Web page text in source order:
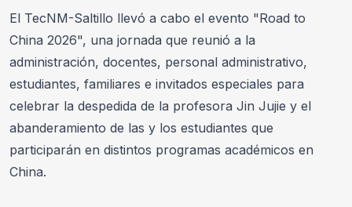
El TecNM-Saltillo llevó a cabo el evento "Road to
China 2026", una jornada que reunió a la
administración, docentes, personal administrativo,
estudiantes, familiares e invitados especiales para
celebrar la despedida de la profesora Jin Jujie y el
abanderamiento de las y los estudiantes que
participarán en distintos programas académicos en
China.